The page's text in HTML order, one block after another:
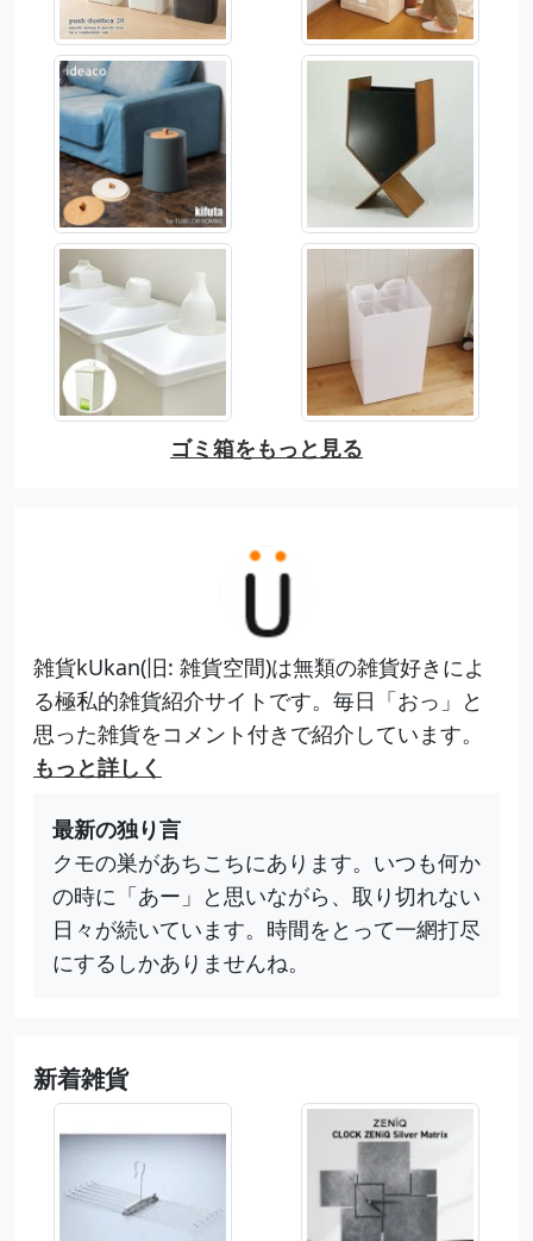
ゴミ箱をもっと見る
雑貨kUkan(旧: 雑貨空間)は無類の雑貨好きによ
る極私的雑貨紹介サイトです。毎日「おっ」と
思った雑貨をコメント付きで紹介しています。
もっと詳しく
最新の独り言
クモの巣があちこちにあります。いつも何か
の時に「あー」と思いながら、取り切れない
日々が続いています。時間をとって一網打尽
にするしかありませんね。
新着雑貨